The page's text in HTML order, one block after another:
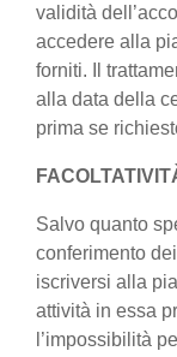
validità
accedere alla
forniti. Il
alla data della
prima se
Salvo quanto
conferimento
iscriversi alla
attività in essa
l’impossibilità